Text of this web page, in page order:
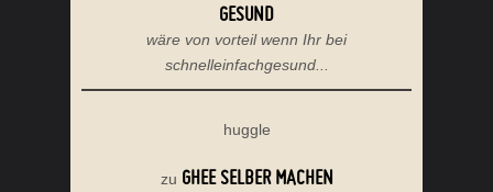
GESUND
wäre von vorteil wenn Ihr bei
schnelleinfachgesund...
huggle
zu GHEE SELBER MACHEN